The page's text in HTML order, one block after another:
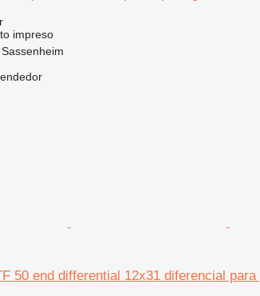
impreso
50 end differential 12x31 diferencial